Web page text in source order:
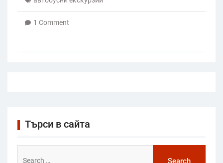
1 Comment
Търси в сайта